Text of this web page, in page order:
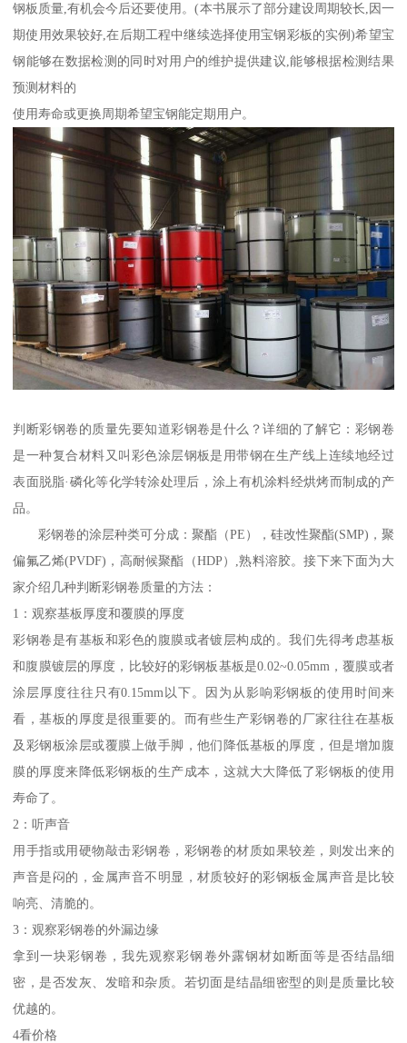
钢板质量,有机会今后还要使用。(本书展示了部分建设周期较长,因一
期使用效果较好,在后期工程中继续选择使用宝钢彩板的实例)希望宝
钢能够在数据检测的同时对用户的维护提供建议,能够根据检测结果
预测材料的
使用寿命或更换周期希望宝钢能定期用户。
判断彩钢卷的质量先要知道彩钢卷是什么？详细的了解它：彩钢卷
是一种复合材料又叫彩色涂层钢板是用带钢在生产线上连续地经过
表面脱脂·磷化等化学转涂处理后，涂上有机涂料经烘烤而制成的产
品。
彩钢卷的涂层种类可分成：聚酯（PE），硅改性聚酯(SMP)，聚
偏氟乙烯(PVDF)，高耐候聚酯（HDP）,熟料溶胶。接下来下面为大
家介绍几种判断彩钢卷质量的方法：
1：观察基板厚度和覆膜的厚度
彩钢卷是有基板和彩色的腹膜或者镀层构成的。我们先得考虑基板
和腹膜镀层的厚度，比较好的彩钢板基板是0.02~0.05mm，覆膜或者
涂层厚度往往只有0.15mm以下。因为从影响彩钢板的使用时间来
看，基板的厚度是很重要的。而有些生产彩钢卷的厂家往往在基板
及彩钢板涂层或覆膜上做手脚，他们降低基板的厚度，但是增加腹
膜的厚度来降低彩钢板的生产成本，这就大大降低了彩钢板的使用
寿命了。
2：听声音
用手指或用硬物敲击彩钢卷，彩钢卷的材质如果较差，则发出来的
声音是闷的，金属声音不明显，材质较好的彩钢板金属声音是比较
响亮、清脆的。
3：观察彩钢卷的外漏边缘
拿到一块彩钢卷，我先观察彩钢卷外露钢材如断面等是否结晶细
密，是否发灰、发暗和杂质。若切面是结晶细密型的则是质量比较
优越的。
4看价格